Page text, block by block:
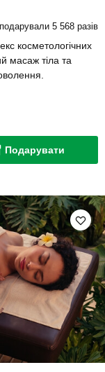
подарували 5 568 разів
косметологічних
масаж тіла та
Подарувати